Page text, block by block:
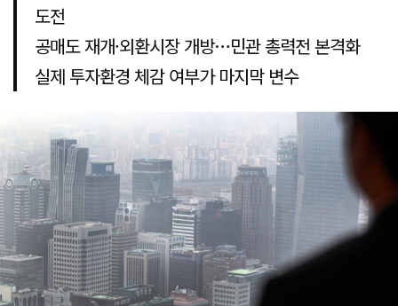
도전
공매도 재개·외환시장 개방…민관 총력전 본격화
실제 투자환경 체감 여부가 마지막 변수